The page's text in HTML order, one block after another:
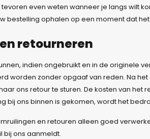
tevoren even weten wanneer je langs wilt
bestelling ophalen op een moment dat
retourneren
indien ongebruikt en in de originele
worden zonder opgaaf van reden. Na
ons retour te sturen. De kosten van het
bij ons binnen is gekomen, wordt het
en retouren alleen goed
bij ons aanmeldt.